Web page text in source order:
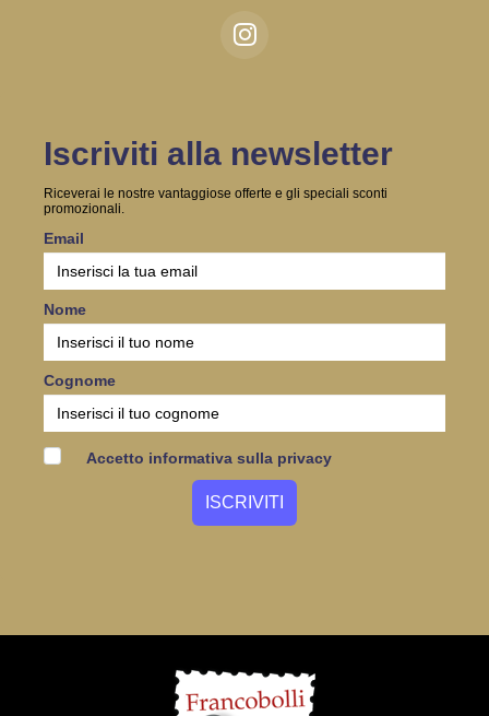
Iscriviti alla newsletter
Riceverai le nostre vantaggiose offerte e gli speciali sconti
promozionali.
Email
Nome
Cognome
Accetto informativa sulla privacy